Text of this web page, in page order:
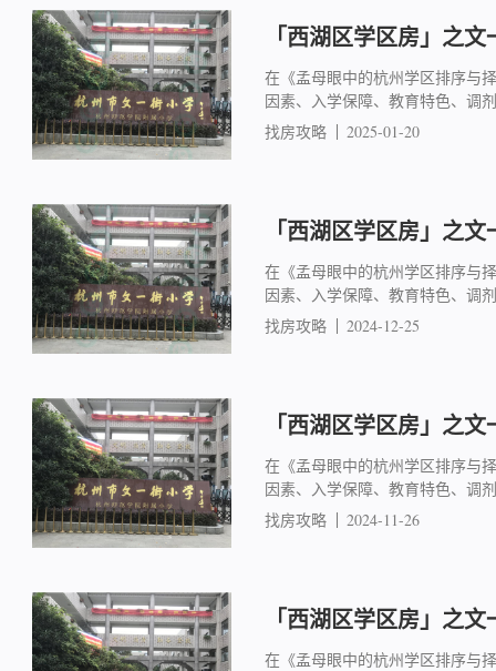
「西湖区学区房」之
在《孟母眼中的杭州学区排序与
因素、入学保障、教育特色、调
找房攻略
2025-01-20
「西湖区学区房」之
在《孟母眼中的杭州学区排序与
因素、入学保障、教育特色、调
找房攻略
2024-12-25
「西湖区学区房」之
在《孟母眼中的杭州学区排序与
因素、入学保障、教育特色、调
找房攻略
2024-11-26
「西湖区学区房」之
在《孟母眼中的杭州学区排序与